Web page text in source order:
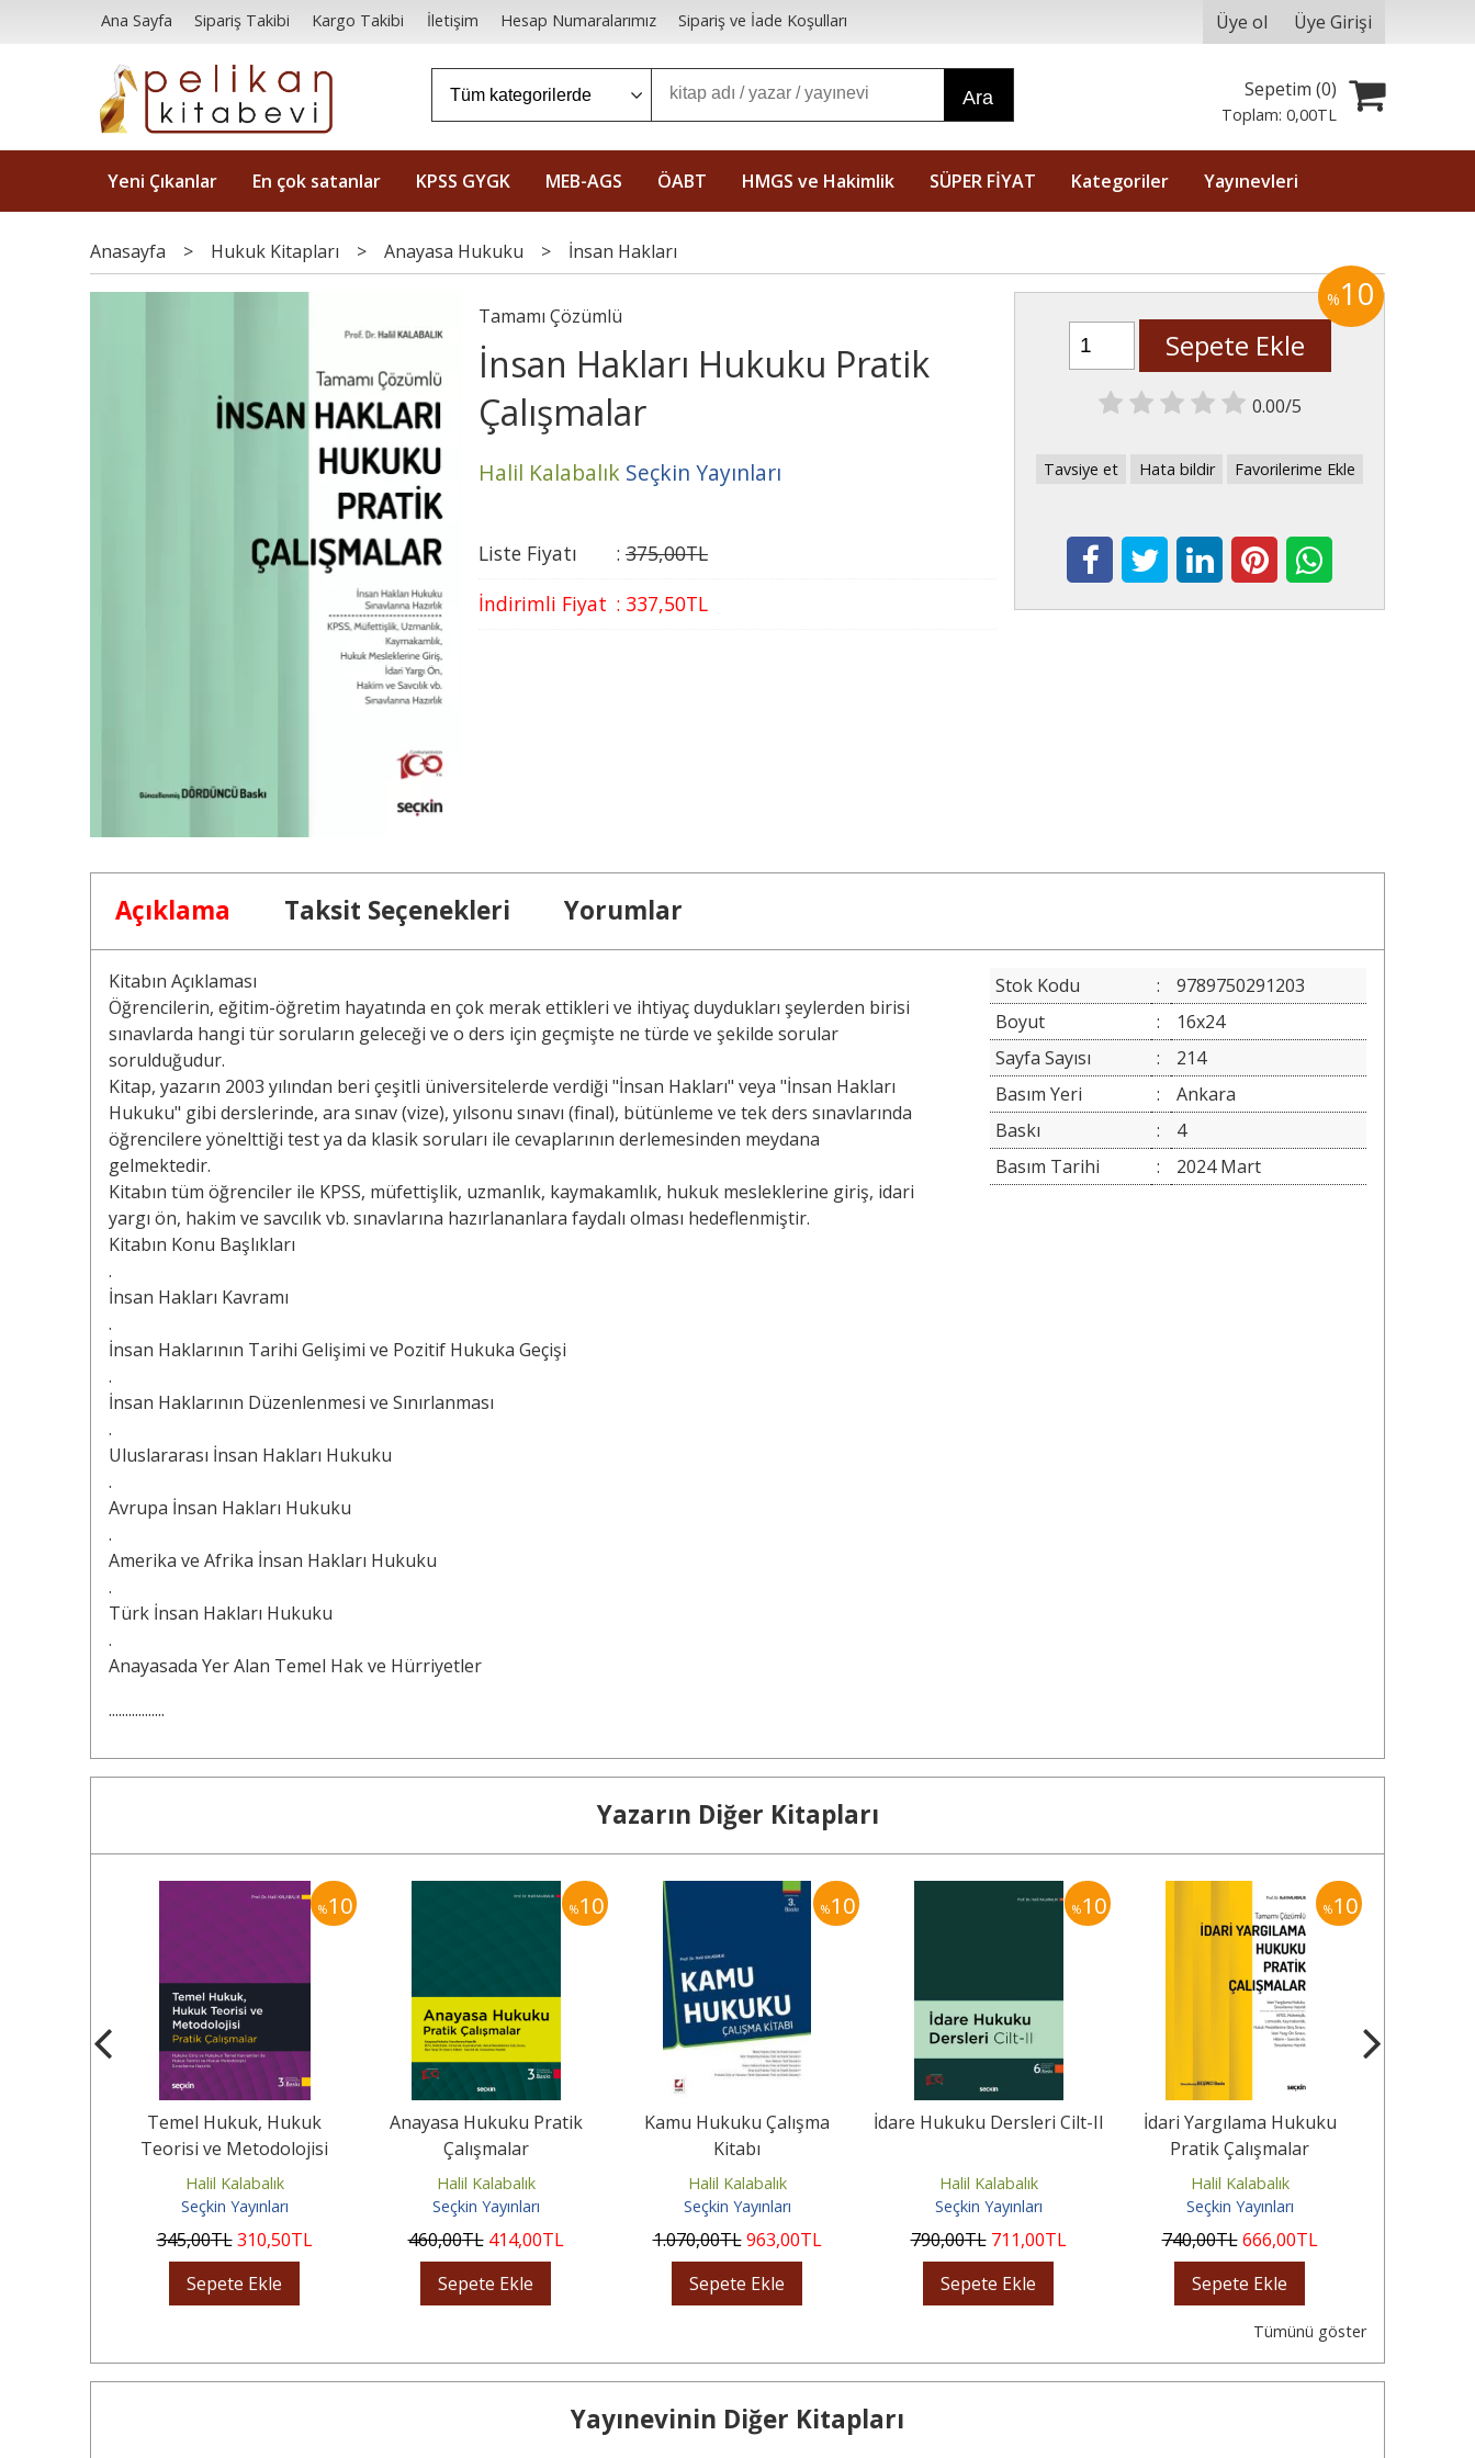
Ana Sayfa Sipariş Takibi Kargo Takibi İletişim Hesap Numaralarımız Sipariş ve İade Koşulları Üye ol Üye Girişi
Ara Sepetim (0)
Toplam:0,00TL
Yeni Çıkanlar En çok satanlar KPSS GYGK MEB-AGS ÖABT HMGS ve Hakimlik SÜPER FİYAT Kategoriler Yayınevleri
Anasayfa > Hukuk Kitapları > Anayasa Hukuku > İnsan Hakları
Tamamı Çözümlü
İnsan Hakları Hukuku Pratik
Çalışmalar
Halil Kalabalık Seçkin Yayınları
Liste Fiyatı : 375,00TL
İndirimli Fiyat : 337,50TL
%10
Sepete Ekle
0.00/5
Tavsiye et Hata bildir Favorilerime Ekle
Açıklama Taksit Seçenekleri Yorumlar
Kitabın Açıklaması
Öğrencilerin, eğitim-öğretim hayatında en çok merak ettikleri ve ihtiyaç duydukları şeylerden birisi
sınavlarda hangi tür soruların geleceği ve o ders için geçmişte ne türde ve şekilde sorular
sorulduğudur.
Kitap, yazarın 2003 yılından beri çeşitli üniversitelerde verdiği "İnsan Hakları" veya "İnsan Hakları
Hukuku" gibi derslerinde, ara sınav (vize), yılsonu sınavı (final), bütünleme ve tek ders sınavlarında
öğrencilere yönelttiği test ya da klasik soruları ile cevaplarının derlemesinden meydana
gelmektedir.
Kitabın tüm öğrenciler ile KPSS, müfettişlik, uzmanlık, kaymakamlık, hukuk mesleklerine giriş, idari
yargı ön, hakim ve savcılık vb. sınavlarına hazırlananlara faydalı olması hedeflenmiştir.
Kitabın Konu Başlıkları
.
İnsan Hakları Kavramı
.
İnsan Haklarının Tarihi Gelişimi ve Pozitif Hukuka Geçişi
.
İnsan Haklarının Düzenlenmesi ve Sınırlanması
.
Uluslararası İnsan Hakları Hukuku
.
Avrupa İnsan Hakları Hukuku
.
Amerika ve Afrika İnsan Hakları Hukuku
.
Türk İnsan Hakları Hukuku
.
Anayasada Yer Alan Temel Hak ve Hürriyetler
.................
Stok Kodu :
9789750291203
Boyut
:
16x24
Sayfa Sayısı
:
214
Basım Yeri
:
Ankara
Baskı
:
4
Basım Tarihi
: 2024 Mart
Yazarın Diğer Kitapları
%10
Temel Hukuk, Hukuk
Teorisi ve Metodolojisi
Pratik Çalışmalar
Halil Kalabalık
Seçkin Yayınları
345,00TL 310,50TL
Sepete Ekle
%10
Anayasa Hukuku Pratik
Çalışmalar
Halil Kalabalık
Seçkin Yayınları
460,00TL 414,00TL
Sepete Ekle
%10
Kamu Hukuku Çalışma
Kitabı
Halil Kalabalık
Seçkin Yayınları
1.070,00TL 963,00TL
Sepete Ekle
%10
İdare Hukuku Dersleri Cilt-II
Halil Kalabalık
Seçkin Yayınları
790,00TL 711,00TL
Sepete Ekle
%10
İdari Yargılama Hukuku
Pratik Çalışmalar
Halil Kalabalık
Seçkin Yayınları
740,00TL 666,00TL
Sepete Ekle
Tümünü göster
Yayınevinin Diğer Kitapları